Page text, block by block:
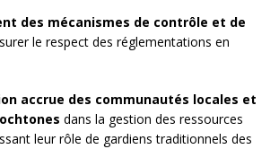
des mécanismes de contrôle et de
le respect des réglementations en
accrue des communautés locales et
dans la gestion des ressources
leur rôle de gardiens traditionnels des